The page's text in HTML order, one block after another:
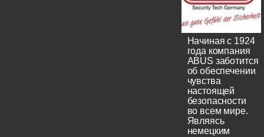
Начиная с 1924
года компания
ABUS заботится
об обеспечении
чувства
настоящей
безопасности
во всем мире.
Являясь
немецким